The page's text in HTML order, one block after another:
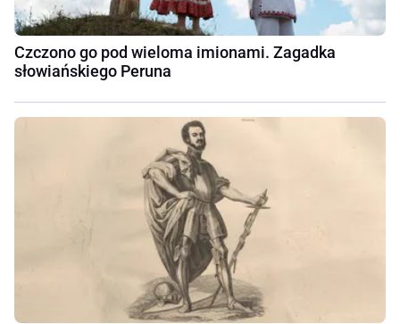
Czczono go pod wieloma imionami. Zagadka
słowiańskiego Peruna